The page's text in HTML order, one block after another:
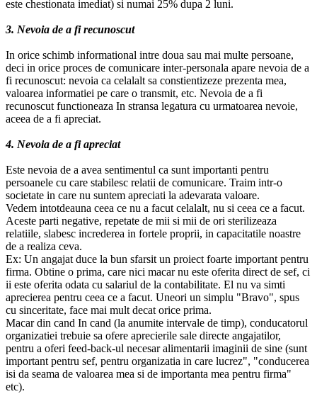
este chestionata imediat) si numai 25% dupa 2 luni.
3. Nevoia de a fi recunoscut
In orice schimb informational intre doua sau mai multe persoane,
deci in orice proces de comunicare inter-personala apare nevoia de a
fi recunoscut: nevoia ca celalalt sa constientizeze prezenta mea,
valoarea informatiei pe care o transmit, etc. Nevoia de a fi
recunoscut functioneaza In stransa legatura cu urmatoarea nevoie,
aceea de a fi apreciat.
4. Nevoia de a fi apreciat
Este nevoia de a avea sentimentul ca sunt importanti pentru
persoanele cu care stabilesc relatii de comunicare. Traim intr-o
societate in care nu suntem apreciati la adevarata valoare.
Vedem intotdeauna ceea ce nu a facut celalalt, nu si ceea ce a facut.
Aceste parti negative, repetate de mii si mii de ori sterilizeaza
relatiile, slabesc increderea in fortele proprii, in capacitatile noastre
de a realiza ceva.
Ex: Un angajat duce la bun sfarsit un proiect foarte important pentru
firma. Obtine o prima, care nici macar nu este oferita direct de sef, ci
ii este oferita odata cu salariul de la contabilitate. El nu va simti
aprecierea pentru ceea ce a facut. Uneori un simplu "Bravo", spus
cu sinceritate, face mai mult decat orice prima.
Macar din cand In cand (la anumite intervale de timp), conducatorul
organizatiei trebuie sa ofere aprecierile sale directe angajatilor,
pentru a oferi feed-back-ul necesar alimentarii imaginii de sine (sunt
important pentru sef, pentru organizatia in care lucrez", "conducerea
isi da seama de valoarea mea si de importanta mea pentru firma"
etc).